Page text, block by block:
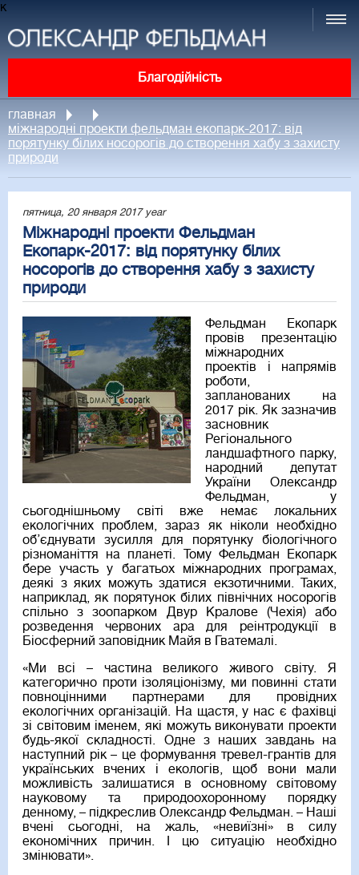
к
Благодійність
главная
міжнародні проекти фельдман екопарк-2017: від
порятунку білих носорогів до створення хабу з захисту
природи
пятница, 20 января 2017 year
Міжнародні проекти Фельдман
Екопарк-2017: від порятунку білих
носорогів до створення хабу з захисту
природи
Фельдман Екопарк
провів презентацію
міжнародних
проектів і напрямів
роботи,
запланованих на
2017 рік. Як зазначив
засновник
Регіонального
ландшафтного парку,
народний депутат
України Олександр
Фельдман, у
сьогоднішньому світі вже немає локальних
екологічних проблем, зараз як ніколи необхідно
об’єднувати зусилля для порятунку біологічного
різноманіття на планеті. Тому Фельдман Екопарк
бере участь у багатьох міжнародних програмах,
деякі з яких можуть здатися екзотичними. Таких,
наприклад, як порятунок білих північних носорогів
спільно з зоопарком Двур Кралове (Чехія) або
розведення червоних ара для реінтродукції в
Біосферний заповідник Майя в Гватемалі.
«Ми всі – частина великого живого світу. Я
категорично проти ізоляціонізму, ми повинні стати
повноцінними партнерами для провідних
екологічних організацій. На щастя, у нас є фахівці
зі світовим іменем, які можуть виконувати проекти
будь-якої складності. Одне з наших завдань на
наступний рік – це формування тревел-грантів для
українських вчених і екологів, щоб вони мали
можливість залишатися в основному світовому
науковому та природоохоронному порядку
денному, – підкреслив Олександр Фельдман. – Наші
вчені сьогодні, на жаль, «невиїзні» в силу
економічних причин. І цю ситуацію необхідно
змінювати».